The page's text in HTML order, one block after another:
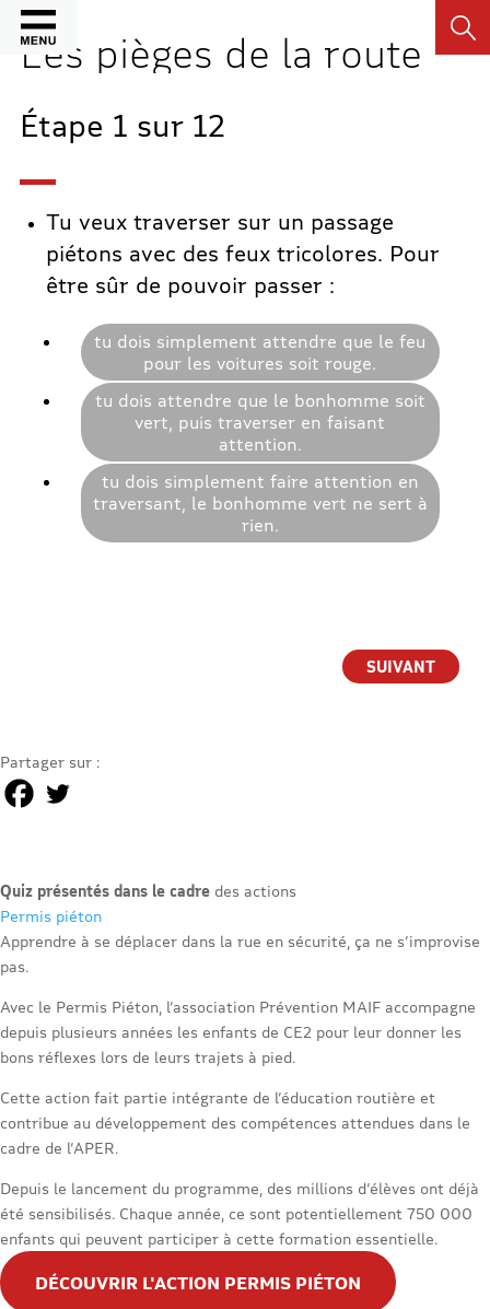
Les pièges de la route
Étape 1 sur 12
Tu veux traverser sur un passage
piétons avec des feux tricolores. Pour
être sûr de pouvoir passer :
tu dois simplement attendre que le feu
pour les voitures soit rouge.
tu dois attendre que le bonhomme soit
vert, puis traverser en faisant
attention.
tu dois simplement faire attention en
traversant, le bonhomme vert ne sert à
rien.
Partager sur :
Quiz présentés dans le cadre des actions
Permis piéton
Apprendre à se déplacer dans la rue en sécurité, ça ne s’improvise
pas.
Avec le Permis Piéton, l’association Prévention MAIF accompagne
depuis plusieurs années les enfants de CE2 pour leur donner les
bons réflexes lors de leurs trajets à pied.
Cette action fait partie intégrante de l’éducation routière et
contribue au développement des compétences attendues dans le
cadre de l’APER.
Depuis le lancement du programme, des millions d’élèves ont déjà
été sensibilisés. Chaque année, ce sont potentiellement 750 000
enfants qui peuvent participer à cette formation essentielle.
DÉCOUVRIR L'ACTION PERMIS PIÉTON